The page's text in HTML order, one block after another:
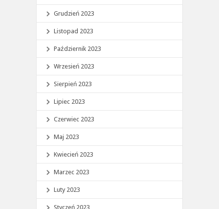
Grudzień 2023
Listopad 2023
Październik 2023
Wrzesień 2023
Sierpień 2023
Lipiec 2023
Czerwiec 2023
Maj 2023
Kwiecień 2023
Marzec 2023
Luty 2023
Styczeń 2023